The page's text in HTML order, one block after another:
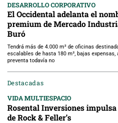
DESARROLLO CORPORATIVO
El Occidental adelanta el
premium de Mercado
Buró
Tendrá más de 4.000 m² de oficinas
escalables de hasta 180 m², bajas
preventa todavía no
Destacadas
VIDA MULTIESPACIO
Rosental Inversiones
de Rock & Feller’s